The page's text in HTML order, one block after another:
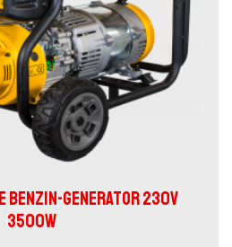
BENZIN-GENERATOR 230V
3500W